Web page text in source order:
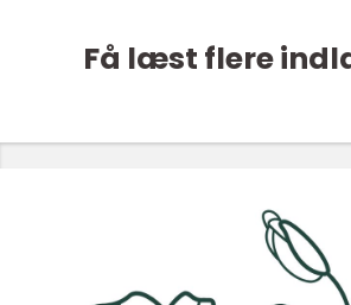
Få læst flere